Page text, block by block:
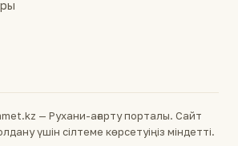
— Рухани-ағарту порталы. Сайт
үшін сілтеме көрсетуіңіз міндетті.